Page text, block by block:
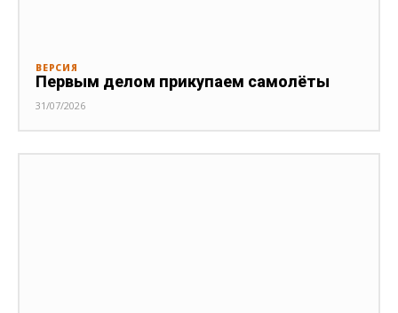
ВЕРСИЯ
Первым делом прикупаем самолёты
31/07/2026